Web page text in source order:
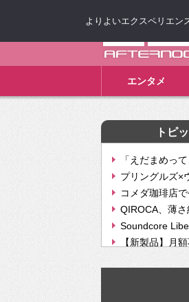
エンタメ
トピ
「えだまめっ
プリングルズ×
コメダ珈琲店
QIROCA、薄
Soundcore
【新製品】月
【次世代の没
挫折率8割の壁
よりよいエクスペリエン